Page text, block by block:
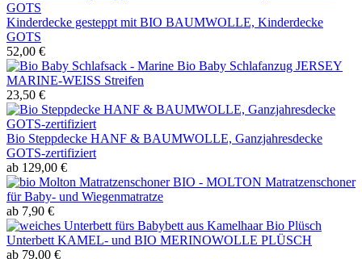
Kinderdecke gesteppt mit BIO BAUMWOLLE, Kinderdecke
GOTS
52,00 €
Bio Baby Schlafanzug JERSEY
MARINE-WEISS Streifen
23,50 €
Bio Steppdecke HANF & BAUMWOLLE, Ganzjahresdecke
GOTS-zertifiziert
ab 129,00 €
BIO - MOLTON Matratzenschoner
für Baby- und Wiegenmatratze
ab 7,90 €
Bio Plüsch
Unterbett KAMEL- und BIO MERINOWOLLE PLÜSCH
ab 79,00 €